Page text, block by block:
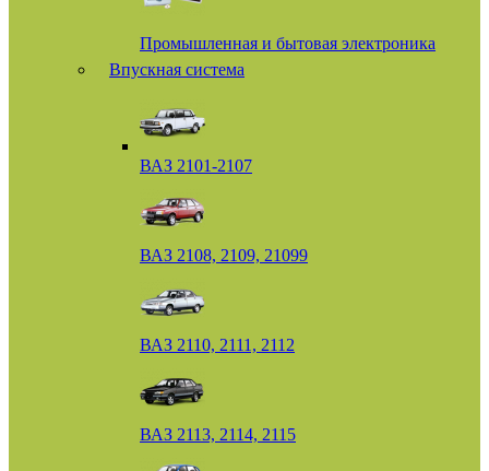
Промышленная и бытовая электроника
Впускная система
ВАЗ 2101-2107
ВАЗ 2108, 2109, 21099
ВАЗ 2110, 2111, 2112
ВАЗ 2113, 2114, 2115